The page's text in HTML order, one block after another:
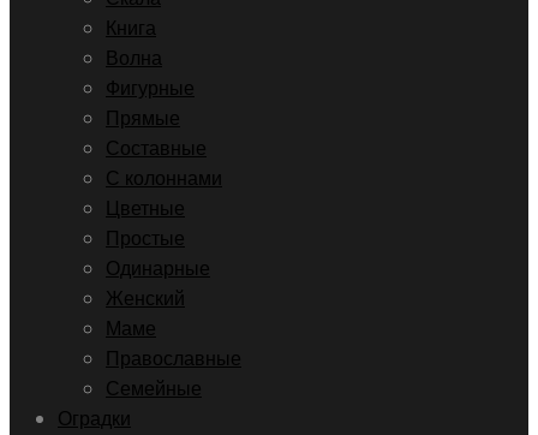
Книга
Волна
Фигурные
Прямые
Составные
С колоннами
Цветные
Простые
Одинарные
Женский
Маме
Православные
Семейные
Оградки